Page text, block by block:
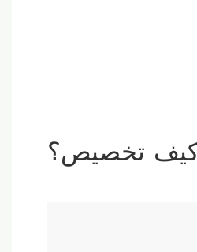
كيف تخصيص؟